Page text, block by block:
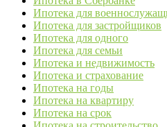
Ипотека для
Ипотека для застройщиков
Ипотека для одного
Ипотека для семьи
Ипотека и недвижимость
Ипотека и страхование
Ипотека на годы
Ипотека на квартиру
Ипотека на срок